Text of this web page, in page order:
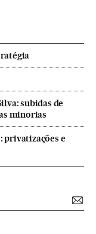
subidas de
minorias
privatizações e